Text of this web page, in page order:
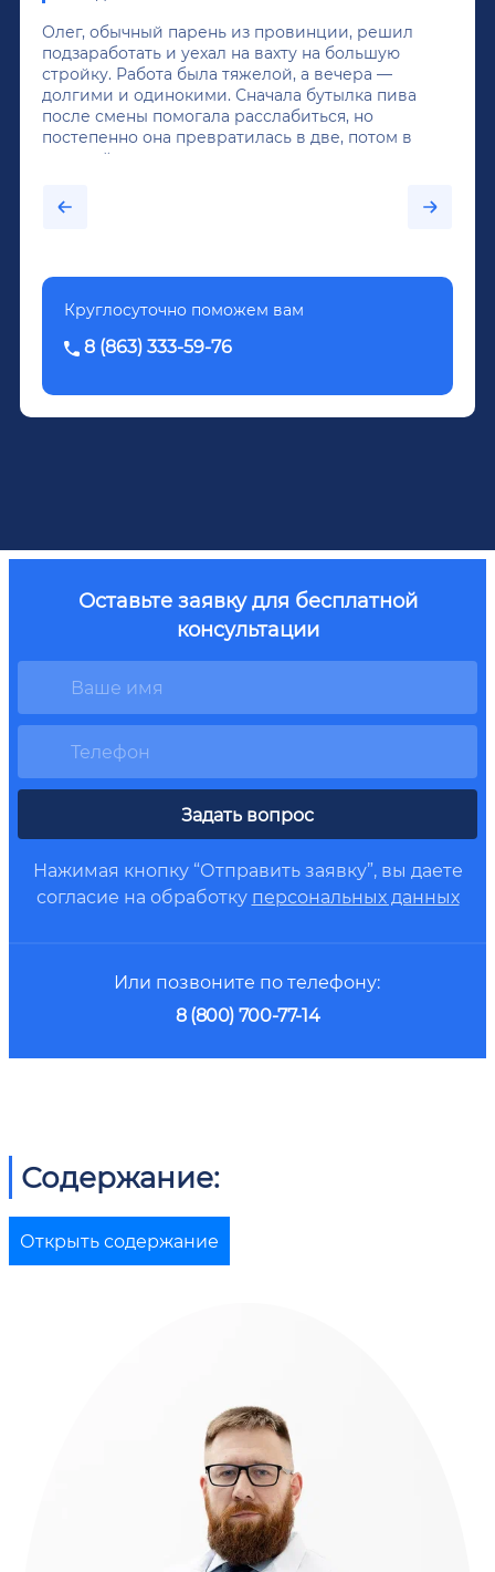
Олег, обычный парень из провинции, решил
подзаработать и уехал на вахту на большую
стройку. Работа была тяжелой, а вечера —
долгими и одинокими. Сначала бутылка пива
после смены помогала расслабиться, но
постепенно она превратилась в две, потом в
крепкий алкоголь, и вот он уже пил почти
было назначено кодирование по методу
Довженко.
Круглосуточно поможем вам
8 (863) 333-59-76
Оставьте заявку для бесплатной
консультации
Задать вопрос
Нажимая кнопку “Отправить заявку”, вы даете
согласие на обработку персональных данных
Или позвоните по телефону:
8 (800) 700-77-14
Содержание:
Открыть содержание